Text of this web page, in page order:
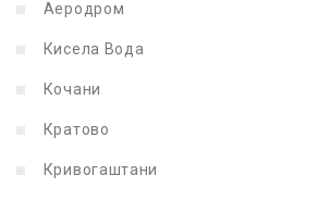
Аеродром
Кисела Вода
Кочани
Кратово
Кривогаштани